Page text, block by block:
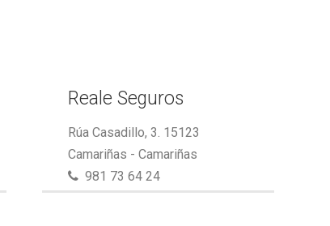
Reale Seguros
Rúa Casadillo, 3. 15123
Camariñas - Camariñas
981 73 64 24